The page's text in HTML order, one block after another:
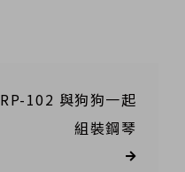
RP-102 與狗狗一起
組裝鋼琴